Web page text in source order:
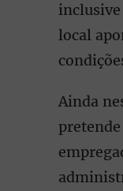
local
Ainda